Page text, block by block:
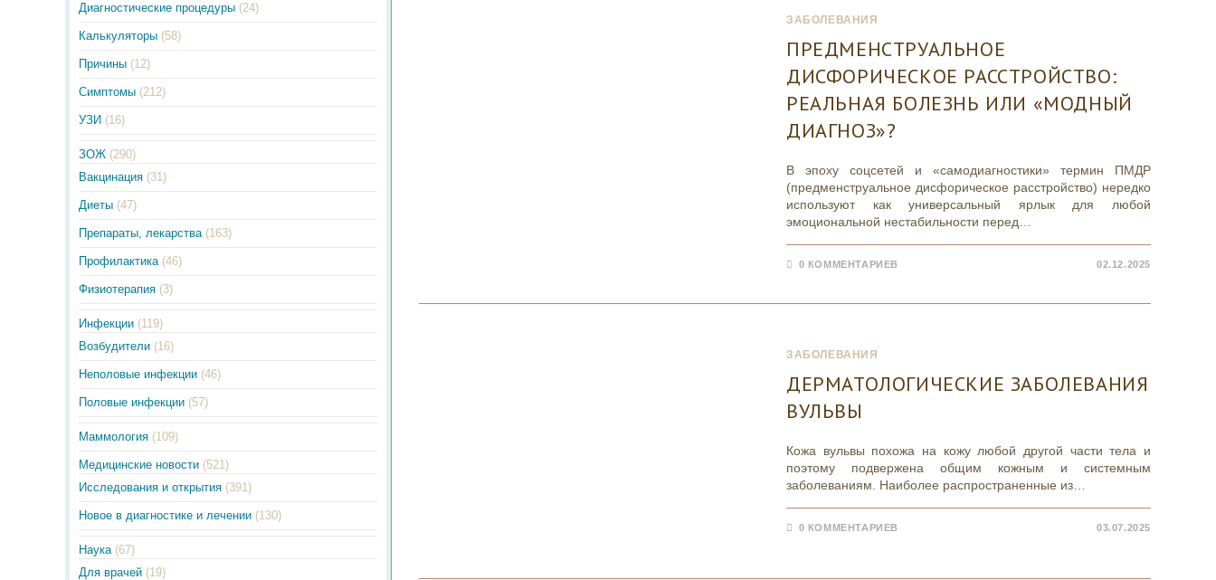
ЗАБОЛЕВАНИЯ
ПРЕДМЕНСТРУАЛЬНОЕ
ДИСФОРИЧЕСКОЕ РАССТРОЙСТВО:
РЕАЛЬНАЯ БОЛЕЗНЬ ИЛИ «МОДНЫЙ
ДИАГНОЗ»?
В эпоху соцсетей и «самодиагностики» термин ПМДР
(предменструальное дисфорическое расстройство) нередко
используют как универсальный ярлык для любой
эмоциональной нестабильности перед…
0 КОММЕНТАРИЕВ 02.12.2025
ЗАБОЛЕВАНИЯ
ДЕРМАТОЛОГИЧЕСКИЕ ЗАБОЛЕВАНИЯ
ВУЛЬВЫ
Кожа вульвы похожа на кожу любой другой части тела и
поэтому подвержена общим кожным и системным
заболеваниям. Наиболее распространенные из…
0 КОММЕНТАРИЕВ 03.07.2025
Диагностические процедуры (24)
Калькуляторы (58)
Причины (12)
Симптомы (212)
УЗИ (16)
ЗОЖ (290)
Вакцинация (31)
Диеты (47)
Препараты, лекарства (163)
Профилактика (46)
Физиотерапия (3)
Инфекции (119)
Возбудители (16)
Неполовые инфекции (46)
Половые инфекции (57)
Маммология (109)
Медицинские новости (521)
Исследования и открытия (391)
Новое в диагностике и лечении (130)
Наука (67)
Для врачей (19)